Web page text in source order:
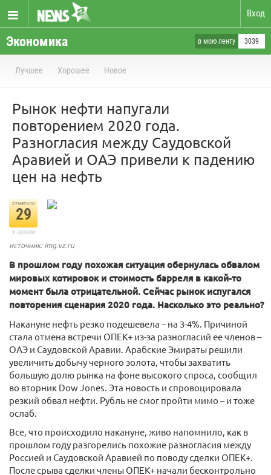
Вход
Экономика в мою ленту 3039
Лучшее Хорошее Новое
Рынок нефти напугали
повторением 2020 года.
Разногласия между Саудовской
Аравией и ОАЭ привели к падению
цен на нефть
отметили
29
в архиве
источник: img.vz.ru
В прошлом году похожая ситуация обернулась обвалом
мировых котировок и стоимость барреля в какой-то
момент была отрицательной. Сейчас рынок испугался
повторения сценария 2020 года. Насколько это реально?
Накануне нефть резко подешевела – на 3-4%. Причиной
стала отмена встречи ОПЕК+ из-за разногласий ее членов –
ОАЭ и Саудовской Аравии. Арабские Эмираты решили
увеличить добычу черного золота, чтобы захватить
большую долю рынка на фоне высокого спроса, сообщил
во вторник Dow Jones. Эта новость и спровоцировала
резкий обвал нефти. Рубль не смог пройти мимо – и тоже
ослаб.
Все, что происходило накануне, живо напомнило, как в
прошлом году разгорелись похожие разногласия между
Россией и Саудовской Аравией по поводу сделки ОПЕК+.
После срыва сделки члены ОПЕК+ начали бесконтрольно